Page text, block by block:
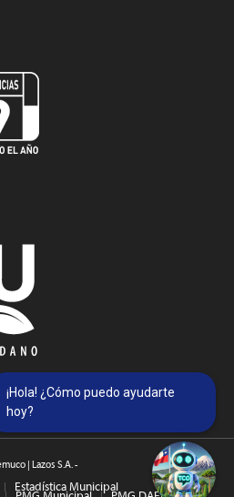
| Lazos S.A. -
Estadística Municipal
¡Hola! ¿Cómo puedo ayudarte
hoy?